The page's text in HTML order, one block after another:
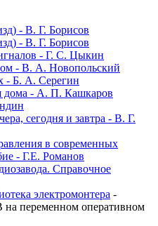
- В. Г. Борисов
- В. Г. Борисов
- Г. С. Цыкин
- В. А. Новопольский
- Б. А. Серегин
дома - А. П. Кашкаров
сегодня и завтра - В. Г.
в современных
- Г.Е. Романов
Справочное
электромонтера -
на переменном оперативном